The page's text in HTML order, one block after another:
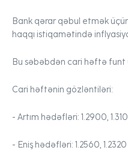
Bank qərar qəbul etmək
haqqı istiqamətində
Bu səbəbdən cari həftə funt
Cari həftənin gözləntiləri:
- Artım hədəfləri: 1.2900,
- Eniş hədəfləri: 1.2560, 1.2320